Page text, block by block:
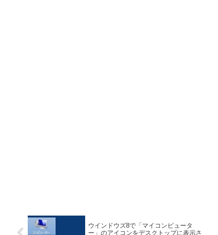
ウインドウズ8で「マイコンピュータ
ー」のアイコンをデスクトップに表示さ